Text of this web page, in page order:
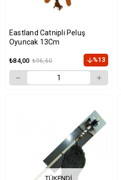
Eastland Catnipli Peluş
Oyuncak 13Cm
₺84,00 ₺96,60 %13
TÜKENDI